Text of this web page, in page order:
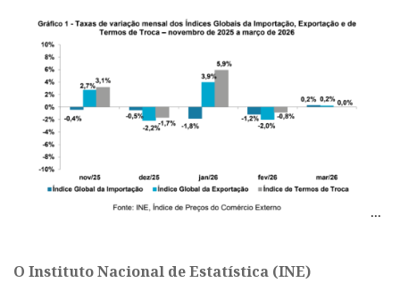
O Instituto Nacional de Estatística (INE)